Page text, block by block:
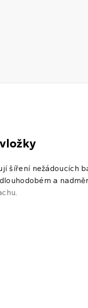
šíření nežádoucích
a
.